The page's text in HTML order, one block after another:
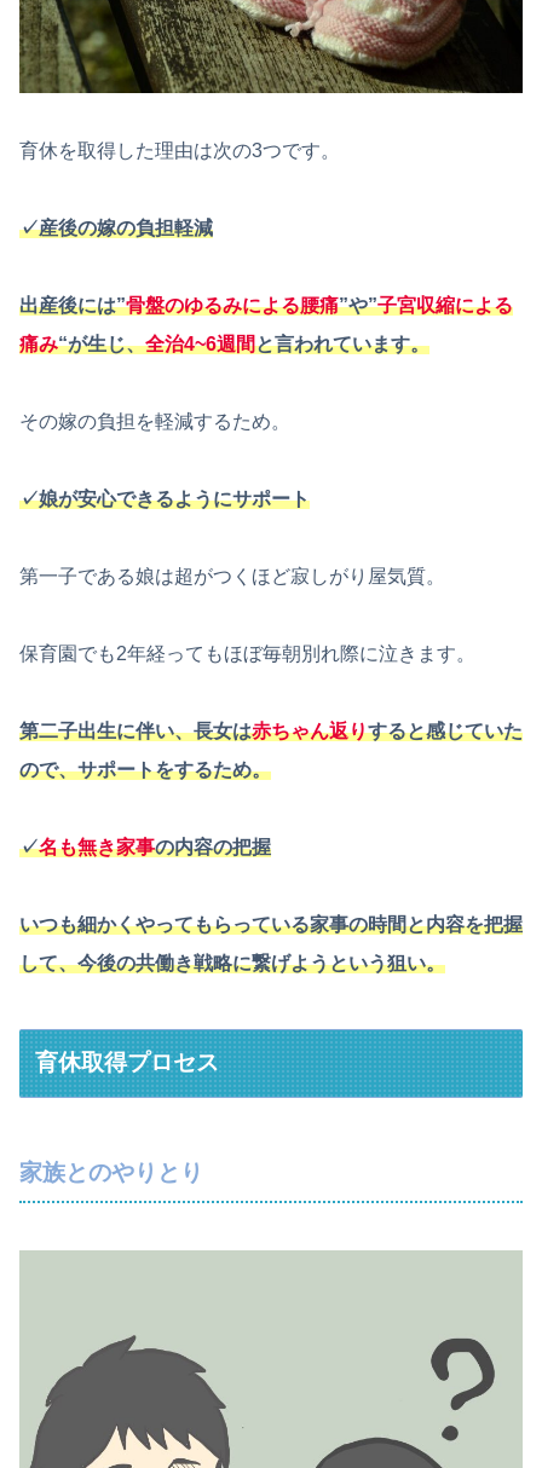
育休を取得した理由は次の3つです。
✓産後の嫁の負担軽減
出産後には”骨盤のゆるみによる腰痛”や”子宮収縮による
痛み“が生じ、全治4~6週間と言われています。
その嫁の負担を軽減するため。
✓娘が安心できるようにサポート
第一子である娘は超がつくほど寂しがり屋気質。
保育園でも2年経ってもほぼ毎朝別れ際に泣きます。
第二子出生に伴い、長女は赤ちゃん返りすると感じていた
ので、サポートをするため。
✓名も無き家事の内容の把握
いつも細かくやってもらっている家事の時間と内容を把握
して、今後の共働き戦略に繋げようという狙い。
育休取得プロセス
家族とのやりとり